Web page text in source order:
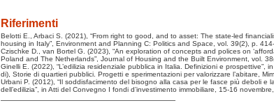
Riferimenti
Belotti E., Arbaci S. (2021), “From right to good, and to asset: The state-led
housing in Italy”, Environment and Planning C: Politics and Space, vol. 39(2), p. 414-
Czischke D., van Bortel G. (2023), “An exploration of concepts and polices on
Poland and The Netherlands”, Journal of Housing and the Built Environment, vol.
Ginelli E. (2022), “L’edilizia residenziale pubblica in Italia. Definizioni e prospettive”,
di), Storie di quartieri pubblici. Progetti e sperimentazioni per valorizzare l’abitare,
Urbani P. (2012), “Il soddisfacimento del bisogno alla casa per le fasce più deboli e
dell’edilizia”, in Atti del Convegno I fondi d’investimento immobiliare, 15-16